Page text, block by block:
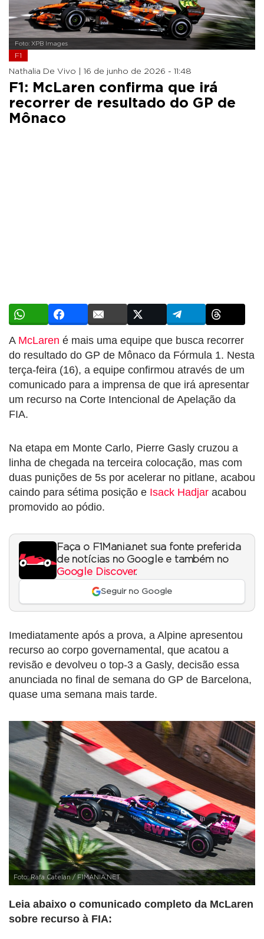
Foto: XPB Images
F1
Nathalia De Vivo | 16 de junho de 2026 - 11:48
F1: McLaren confirma que irá
recorrer de resultado do GP de
Mônaco
A McLaren é mais uma equipe que busca recorrer
do resultado do GP de Mônaco da Fórmula 1. Nesta
terça-feira (16), a equipe confirmou através de um
comunicado para a imprensa de que irá apresentar
um recurso na Corte Intencional de Apelação da
FIA.
Na etapa em Monte Carlo, Pierre Gasly cruzou a
linha de chegada na terceira colocação, mas com
duas punições de 5s por acelerar no pitlane, acabou
caindo para sétima posição e Isack Hadjar acabou
promovido ao pódio.
Faça o F1Mania.net sua fonte preferida
de notícias no Google e também no
Google Discover.
Seguir no Google
Imediatamente após a prova, a Alpine apresentou
recurso ao corpo governamental, que acatou a
revisão e devolveu o top-3 a Gasly, decisão essa
anunciada no final de semana do GP de Barcelona,
quase uma semana mais tarde.
Foto: Rafa Catelan / F1MANIA.NET
Leia abaixo o comunicado completo da McLaren
sobre recurso à FIA: